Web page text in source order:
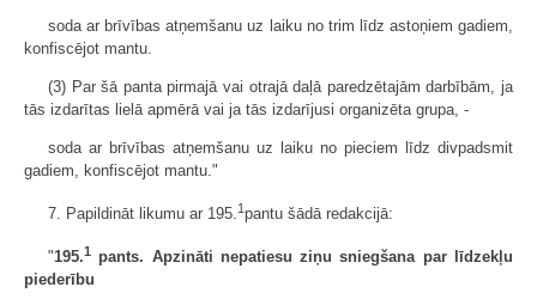
soda ar brīvības atņemšanu uz laiku no trim līdz astoņiem gadiem,
konfiscējot mantu.
(3) Par šā panta pirmajā vai otrajā daļā paredzētajām darbībām, ja
tās izdarītas lielā apmērā vai ja tās izdarījusi organizēta grupa, -
soda ar brīvības atņemšanu uz laiku no pieciem līdz divpadsmit
gadiem, konfiscējot mantu."
7. Papildināt likumu ar 195. 1pantu šādā redakcijā:
"195.1
pants. Apzināti nepatiesu ziņu sniegšana par līdzekļu
piederību